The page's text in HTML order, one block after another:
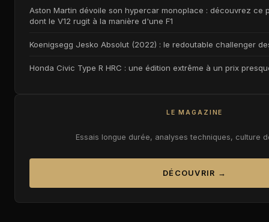
Aston Martin dévoile son hypercar monoplace : découvrez ce
dont le V12 rugit à la manière d'une F1
Koenigsegg Jesko Absolut (2022) : le redoutable challenger
Honda Civic Type R HRC : une édition extrême à un prix
LE MAGAZINE
Essais longue durée, analyses techniques, culture
DÉCOUVRIR →